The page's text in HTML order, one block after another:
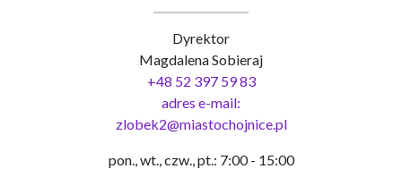
Dyrektor
Magdalena Sobieraj
+48 52 397 59 83
adres e-mail:
zlobek2@miastochojnice.pl
pon., wt., czw., pt.: 7:00 - 15:00